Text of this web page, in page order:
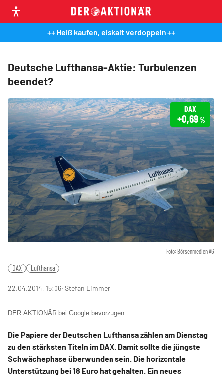
++ Heiß kaufen, eiskalt verdoppeln ++
Deutsche Lufthansa-Aktie: Turbulenzen
beendet?
Foto: Börsenmedien AG
DAX
+0,69%
DAX Lufthansa
22.04.2014, 15:06‧ Stefan Limmer
DER AKTIONÄR bei Google bevorzugen
Die Papiere der Deutschen Lufthansa zählen am Dienstag
zu den stärksten Titeln im DAX. Damit sollte die jüngste
Schwächephase überwunden sein. Die horizontale
Unterstützung bei 18 Euro hat gehalten. Ein neues